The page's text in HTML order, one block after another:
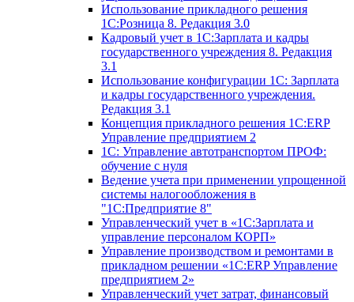
Использование прикладного решения
1С:Розница 8. Редакция 3.0
Кадровый учет в 1С:Зарплата и кадры
государственного учреждения 8. Редакция
3.1
Использование конфигурации ‎1С: Зарплата
и кадры государственного учреждения.
Редакция 3.1
Концепция прикладного решения 1С:ERP
Управление предприятием 2
1С: Управление автотранспортом ПРОФ:
обучение с нуля
Ведение учета при применении упрощенной
системы налогообложения в
"1С:Предприятие 8"
Управленческий учет в «1C:Зарплата и
управление персоналом КОРП»
Управление производством и ремонтами в
прикладном решении «1С:ERP Управление
предприятием 2»
Управленческий учет затрат, финансовый